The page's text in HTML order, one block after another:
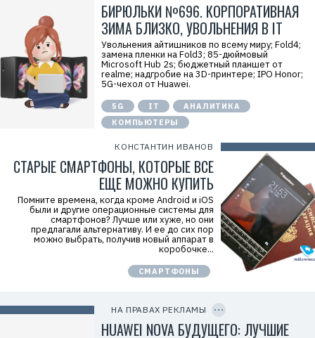
БИРЮЛЬКИ №696. КОРПОРАТИВНАЯ
ЗИМА БЛИЗКО, УВОЛЬНЕНИЯ В IT
Увольнения айтишников по всему миру; Fold4;
замена пленки на Fold3; 85-дюймовый
Microsoft Hub 2s; бюджетный планшет от
realme; надгробие на 3D-принтере; IPO Honor;
5G-чехол от Huawei.
5G IT
АНАЛИТИКА
КОМПЬЮТЕРЫ
КОНСТАНТИН ИВАНОВ
СТАРЫЕ СМАРТФОНЫ, КОТОРЫЕ ВСЕ
ЕЩЕ МОЖНО КУПИТЬ
Помните времена, когда кроме Android и iOS
были и другие операционные системы для
смартфонов? Лучше или хуже, но они
предлагали альтернативу. И ее до сих пор
можно выбрать, получив новый аппарат в
коробочке...
СМАРТФОНЫ
НА ПРАВАХ РЕКЛАМЫ
а
E
i
d
=
2
f
n
е
к
л
а
м
о
О
О
I
HUAWEI NOVA БУДУЩЕГО: ЛУЧШИЕ